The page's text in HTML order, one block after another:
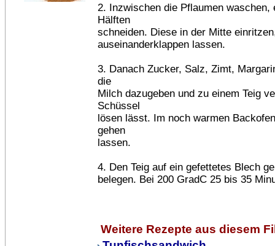
2. Inzwischen die Pflaumen waschen,
Hälften
schneiden. Diese in der Mitte
auseinanderklappen lassen.
3. Danach Zucker, Salz, Zimt,
die
Milch dazugeben und zu einem Teig
Schüssel
lösen lässt. Im noch warmen
gehen
lassen.
4. Den Teig auf ein gefettetes Blech
belegen. Bei 200 GradC 25 bis 35
Weitere Rezepte aus diesem